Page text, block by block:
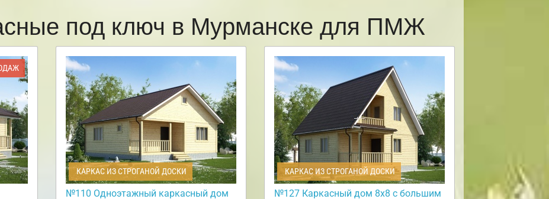
под ключ в Мурманске для ПМЖ
КАРКАС ИЗ СТРОГАНОЙ ДОСКИ
№110 Одноэтажный каркасный дом
КАРКАС ИЗ СТРОГАНОЙ ДОСКИ
№127 Каркасный дом 8х8 с большим